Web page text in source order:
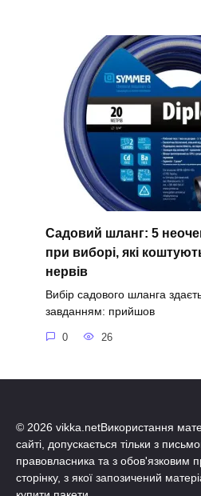
Садовий шланг: 5
при виборі, які
нервів
Вибір садового шланга
завданням: прийшов
0 26
© 2026 vikka.netВикористання
сайті, допускається тільки з
правовласника та з
сторінку, з якої запозичений